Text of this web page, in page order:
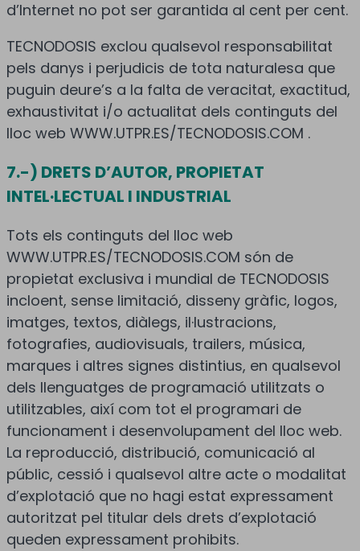
d’Internet no pot ser garantida al cent per cent.
TECNODOSIS exclou qualsevol responsabilitat
pels danys i perjudicis de tota naturalesa que
puguin deure’s a la falta de veracitat, exactitud,
exhaustivitat i/o actualitat dels continguts del
lloc web WWW.UTPR.ES/TECNODOSIS.COM .
7.-) DRETS D’AUTOR, PROPIETAT
INTEL·LECTUAL I INDUSTRIAL
Tots els continguts del lloc web
WWW.UTPR.ES/TECNODOSIS.COM són de
propietat exclusiva i mundial de TECNODOSIS
incloent, sense limitació, disseny gràfic, logos,
imatges, textos, diàlegs, il·lustracions,
fotografies, audiovisuals, trailers, música,
marques i altres signes distintius, en qualsevol
dels llenguatges de programació utilitzats o
utilitzables, així com tot el programari de
funcionament i desenvolupament del lloc web.
La reproducció, distribució, comunicació al
públic, cessió i qualsevol altre acte o modalitat
d’explotació que no hagi estat expressament
autoritzat pel titular dels drets d’explotació
queden expressament prohibits.